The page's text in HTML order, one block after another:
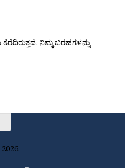
ನಿಮ್ಮ ಬರಹಗಳನ್ನು